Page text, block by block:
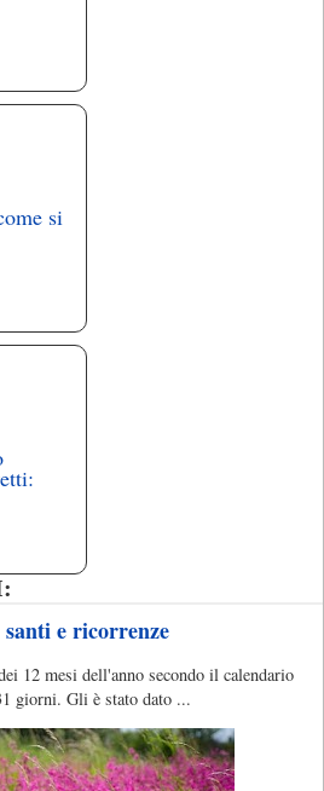
si
e ricorrenze
12 mesi dell'anno secondo il calendario
giorni. Gli è stato dato ...